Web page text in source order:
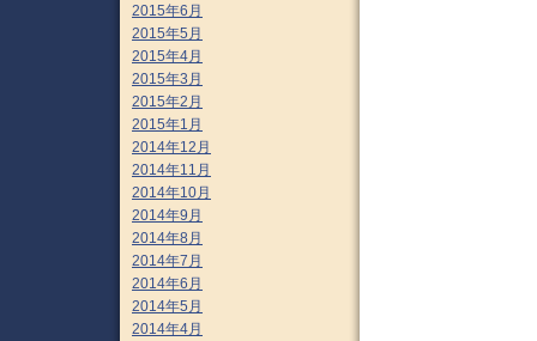
2015年6月
2015年5月
2015年4月
2015年3月
2015年2月
2015年1月
2014年12月
2014年11月
2014年10月
2014年9月
2014年8月
2014年7月
2014年6月
2014年5月
2014年4月